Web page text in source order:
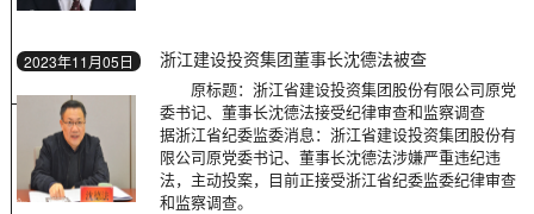
2023年11月05日 浙江建设投资集团董事长沈德法被查
原标题：浙江省建设投资集团股份有限公司原党
委书记、董事长沈德法接受纪律审查和监察调查
据浙江省纪委监委消息：浙江省建设投资集团股份有
限公司原党委书记、董事长沈德法涉嫌严重违纪违
法，主动投案，目前正接受浙江省纪委监委纪律审查
和监察调查。